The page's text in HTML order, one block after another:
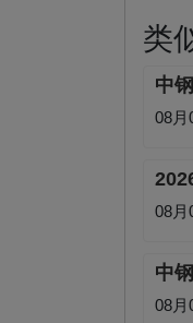
类
中
08月
08月
中
08月